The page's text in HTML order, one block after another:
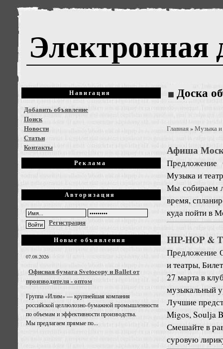
Электронная
Навигация
Добавить объявление
Поиск
Новости
Статьи
Контакты
Реклама
Авторизация
Регистрация
Новые объявления
07.08.2026
Офисная бумага Svetocopy и Ballet от
производителя - оптом
Группа «Илим» — крупнейшая компания
российской целлюлозно-бумажной промышленности
по объемам и эффективности производства.
Мы предлагаем прямые по...
Доска
Главная»Музыка и
Афиша
Предложение
Музыка и
Мы собираем
время,
куда пойти в
HIP-HOP &
Предложение
и театры,
27 марта в
музыкальный
Лучшие
Migos, Soulja
Смешайте в
суровую